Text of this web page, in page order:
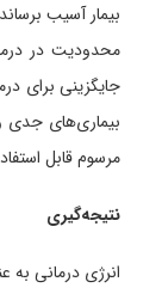
بیمار آسیب
محدودیت در
جایگزینی برای
بیماری‌های جدی
مرسوم قابل
نتیجه‌گیری
انرژی درمانی